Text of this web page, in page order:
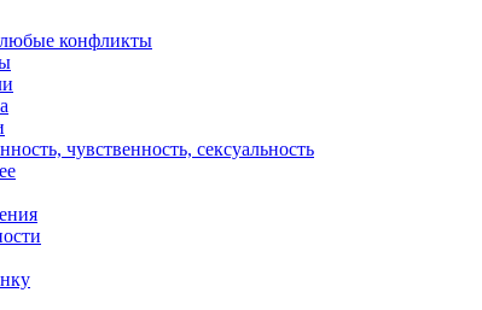
конфликты
чувственность, сексуальность